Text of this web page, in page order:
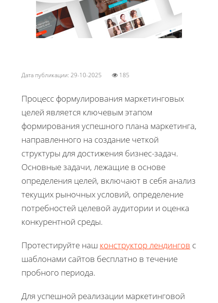
Дата публикации: 29-10-2025 185
Процесс формулирования маркетинговых
целей является ключевым этапом
формирования успешного плана маркетинга,
направленного на создание четкой
структуры для достижения бизнес-задач.
Основные задачи, лежащие в основе
определения целей, включают в себя анализ
текущих рыночных условий, определение
потребностей целевой аудитории и оценка
конкурентной среды.
Протестируйте наш конструктор лендингов с
шаблонами сайтов бесплатно в течение
пробного периода.
Для успешной реализации маркетинговой